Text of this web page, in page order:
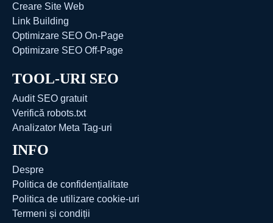
Creare Site Web
Link Building
Optimizare SEO On-Page
Optimizare SEO Off-Page
TOOL-URI SEO
Audit SEO gratuit
Verifică robots.txt
Analizator Meta Tag-uri
INFO
Despre
Politica de confidențialitate
Politica de utilizare cookie-uri
Termeni și condiții